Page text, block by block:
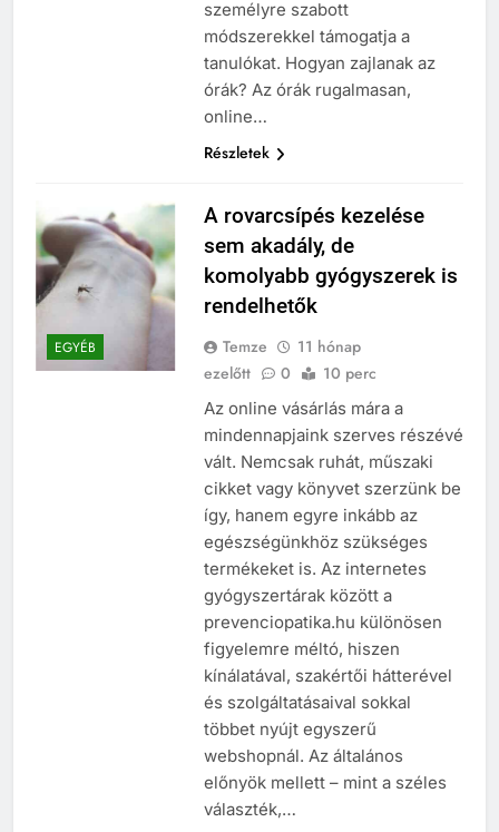
személyre szabott
módszerekkel támogatja a
tanulókat. Hogyan zajlanak az
órák? Az órák rugalmasan,
online…
Részletek
EGYÉB
A rovarcsípés kezelése
sem akadály, de
komolyabb gyógyszerek is
rendelhetők
Temze
11 hónap
ezelőtt
0 10 perc
Az online vásárlás mára a
mindennapjaink szerves részévé
vált. Nemcsak ruhát, műszaki
cikket vagy könyvet szerzünk be
így, hanem egyre inkább az
egészségünkhöz szükséges
termékeket is. Az internetes
gyógyszertárak között a
prevenciopatika.hu különösen
figyelemre méltó, hiszen
kínálatával, szakértői hátterével
és szolgáltatásaival sokkal
többet nyújt egyszerű
webshopnál. Az általános
előnyök mellett – mint a széles
választék,…